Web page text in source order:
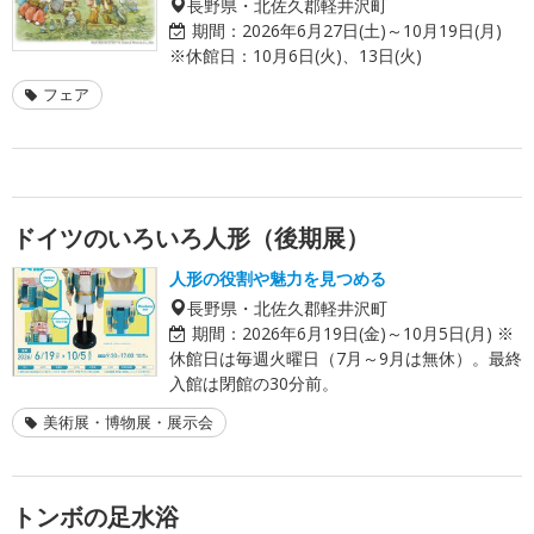
長野県・北佐久郡軽井沢町
期間： 2026年6月27日(土)～10月19日(月)
※休館日：10月6日(火)、13日(火)
フェア
ドイツのいろいろ人形（後期展）
人形の役割や魅力を見つめる
長野県・北佐久郡軽井沢町
期間： 2026年6月19日(金)～10月5日(月) ※
休館日は毎週火曜日（7月～9月は無休）。最終
入館は閉館の30分前。
美術展・博物展・展示会
トンボの足水浴